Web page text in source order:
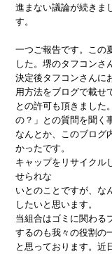
進まない議論が続きま
す。
一つご報告です。この
した。堺のタフコンさ
決定後タフコンさんに
用方法をブログで載せ
との許可も頂きました
の？」との質問を聞く
なんとか、このブログ
かったです。
キャップをリサイクル
せられな
いとのことですが、な
したいと思います。
当組合はゴミに関わる
するのも我々の役割の
と思っております。近